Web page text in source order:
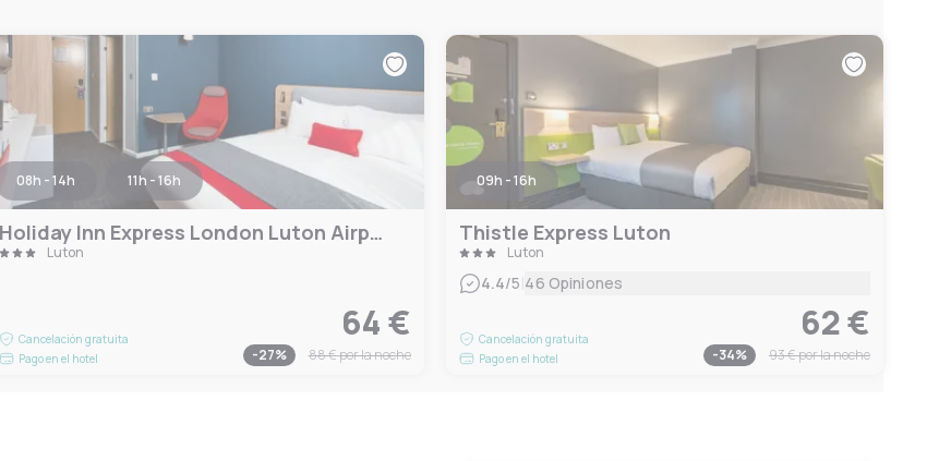
08h - 14h 11h - 16h
Holiday Inn Express London Luton Airport by IHG
Luton
Cancelación gratuita
Pago en el hotel
64 €
-27% 88 €por la noche
09h - 16h
Thistle Express Luton
Luton
4.4/5 46 Opiniones
Cancelación gratuita
Pago en el hotel
62 €
-34% 93 €por la noche